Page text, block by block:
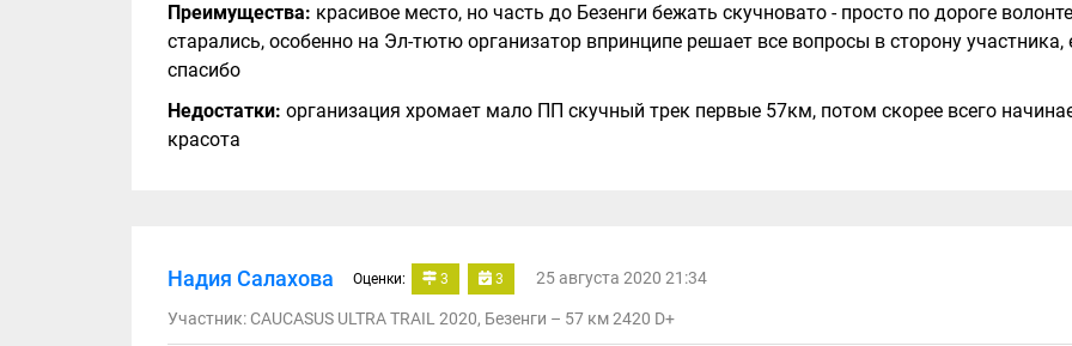
Преимущества: красивое место, но часть до Безенги бежать скучновато - просто по дороге
старались, особенно на Эл-тютю организатор впринципе решает все вопросы в сторону участника,
спасибо
Недостатки: организация хромает мало ПП скучный трек первые 57км, потом скорее всего
красота
Надия Салахова Оценки: 3 3 25 августа 2020 21:34
Участник: CAUCASUS ULTRA TRAIL 2020, Безенги – 57 км 2420 D+